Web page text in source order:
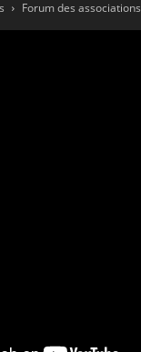
Forum des associations